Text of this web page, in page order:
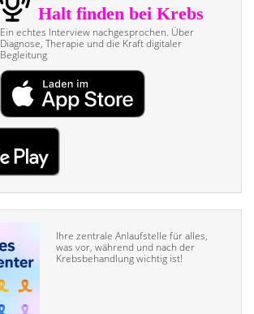
Ein echtes Interview nach­gesprochen. Über
Diagnose, Therapie und die Kraft digitaler
Begleitung
Ihre zentrale Anlaufstelle für alles,
was vor, während und nach der
Krebsbehandlung wichtig ist!